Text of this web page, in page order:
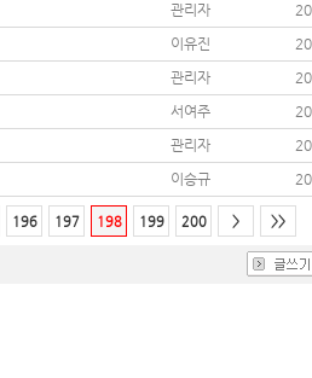
관리자
이유진
관리자
서여주
관리자
이승규
196 197 198 199 200 > >>